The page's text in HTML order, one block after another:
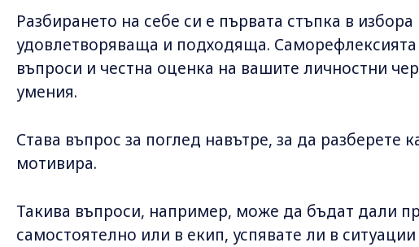
Разбирането на себе си е първата стъпка в
удовлетворяваща и подходяща. Саморефлексията
въпроси и честна оценка на вашите личностни
умения.
Става въпрос за поглед навътре, за да разберете
мотивира.
Такива въпроси, например, може да бъдат дали
самостоятелно или в екип, успявате ли в